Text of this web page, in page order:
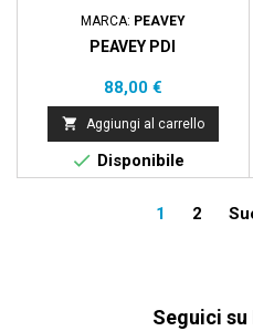
MARCA: PEAVEY
PEAVEY PDI
Prezzo
88,00 €
 Aggiungi al carrello
 Disponibile
1 2
Seguici